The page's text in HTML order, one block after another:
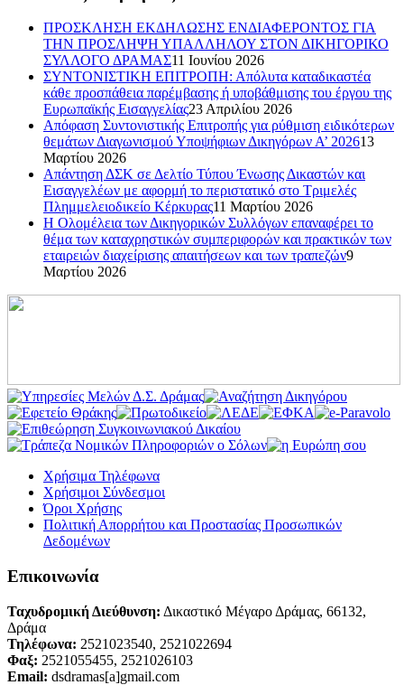
ΠΡΟΣΚΛΗΣΗ ΕΚΔΗΛΩΣΗΣ ΕΝΔΙΑΦΕΡΟΝΤΟΣ ΓΙΑ
ΤΗΝ ΠΡΟΣΛΗΨΗ ΥΠΑΛΛΗΛΟΥ ΣΤΟΝ ΔΙΚΗΓΟΡΙΚΟ
ΣΥΛΛΟΓΟ ΔΡΑΜΑΣ11 Ιουνίου 2026
ΣΥΝΤΟΝΙΣΤΙΚΗ ΕΠΙΤΡΟΠΗ: Απόλυτα καταδικαστέα
κάθε προσπάθεια παρέμβασης ή υποβάθμισης του έργου της
Ευρωπαϊκής Εισαγγελίας23 Απριλίου 2026
Απόφαση Συντονιστικής Επιτροπής για ρύθμιση ειδικότερων
θεμάτων Διαγωνισμού Υποψήφιων Δικηγόρων Α’ 202613
Μαρτίου 2026
Απάντηση ΔΣΚ σε Δελτίο Τύπου Ένωσης Δικαστών και
Εισαγγελέων με αφορμή το περιστατικό στο Τριμελές
Πλημμελειοδικείο Κέρκυρας11 Μαρτίου 2026
Η Ολομέλεια των Δικηγορικών Συλλόγων επαναφέρει το
θέμα των καταχρηστικών συμπεριφορών και πρακτικών των
εταιρειών διαχείρισης απαιτήσεων και των τραπεζών9
Μαρτίου 2026
Χρήσιμα Τηλέφωνα
Χρήσιμοι Σύνδεσμοι
Όροι Χρήσης
Πολιτική Απορρήτου και Προστασίας Προσωπικών
Δεδομένων
Επικοινωνία
Ταχυδρομική Διεύθυνση: Δικαστικό Μέγαρο Δράμας, 66132,
Δράμα
Τηλέφωνα: 2521023540, 2521022694
Φαξ: 2521055455, 2521026103
Email: dsdramas[a]gmail.com